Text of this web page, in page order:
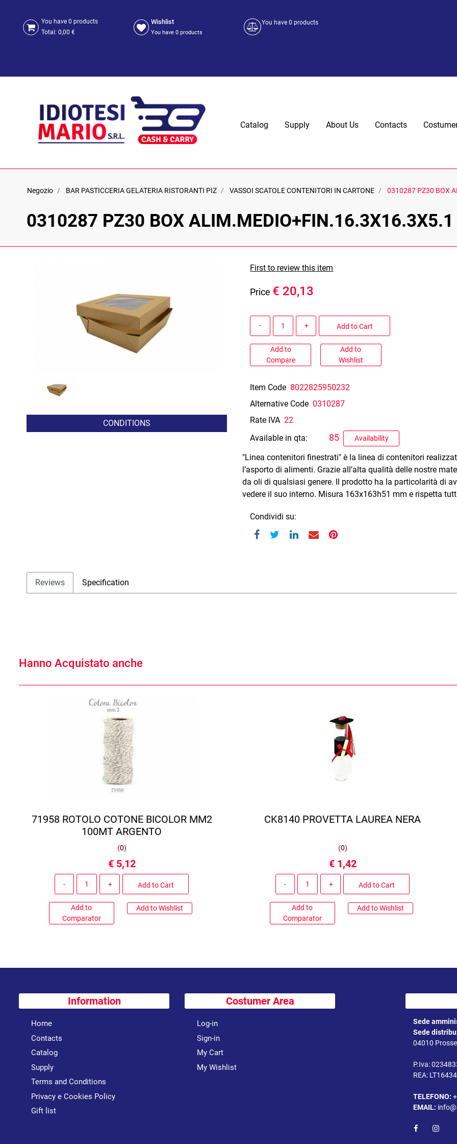
You have 0 products
Total: 0,00 €
Wishlist
You have 0products
You have0 products
Catalog Supply About Us Contacts
Negozio BAR PASTICCERIA GELATERIA RISTORANTI PIZ VASSOI SCATOLE CONTENITORI IN CARTONE 0310287 PZ30 BOX
0310287 PZ30 BOX ALIM.MEDIO+FIN.16.3X16.3X5.1
CONDITIONS
First to review this item
Price € 20,13
Add to Cart
Add to
Compare
Add to
Wishlist
Item Code 8022825950232
Alternative Code 0310287
Rate IVA 22
Available in qta:
Availability
85
"Linea contenitori finestrati" è la linea di contenitori
l’asporto di alimenti. Grazie all’alta qualità delle nostre
da oli di qualsiasi genere. Il prodotto ha la particolarità di
vedere il suo interno. Misura 163x163h51 mm e rispetta
Condividi su:
Reviews Specification
Hanno Acquistato anche
71958 ROTOLO COTONE BICOLOR MM2
100MT ARGENTO
(0)
€ 5,12
Add to Cart
Add to
Comparator
Add to Wishlist
CK8140 PROVETTA LAUREA NERA
(0)
€ 1,42
Add to Cart
Add to
Comparator
Add to Wishlist
Information
Home
Contacts
Catalog
Supply
Terms and Conditions
Privacy e Cookies Policy
Gift list
Costumer Area
Log-in
Sign-in
My Cart
My Wishlist
Sede
Sede
04010
P.Iva:
REA:
TELEFONO:
EMAIL: